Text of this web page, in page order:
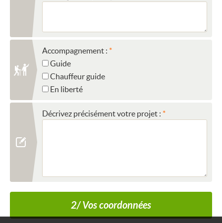
Accompagnement :
Guide
Chauffeur guide
En liberté
Décrivez précisément votre projet :
2/ Vos coordonnées